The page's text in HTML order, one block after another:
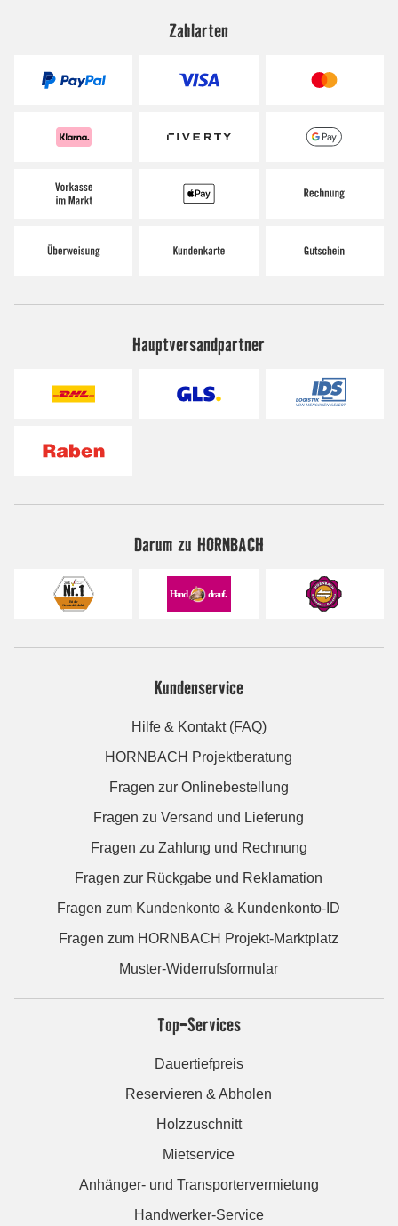
Zahlarten
Hauptversandpartner
Darum zu HORNBACH
Kundenservice
Hilfe & Kontakt (FAQ)
HORNBACH Projektberatung
Fragen zur Onlinebestellung
Fragen zu Versand und Lieferung
Fragen zu Zahlung und Rechnung
Fragen zur Rückgabe und Reklamation
Fragen zum Kundenkonto & Kundenkonto-ID
Fragen zum HORNBACH Projekt-Marktplatz
Muster-Widerrufsformular
Top-Services
Dauertiefpreis
Reservieren & Abholen
Holzzuschnitt
Mietservice
Anhänger- und Transportervermietung
Handwerker-Service